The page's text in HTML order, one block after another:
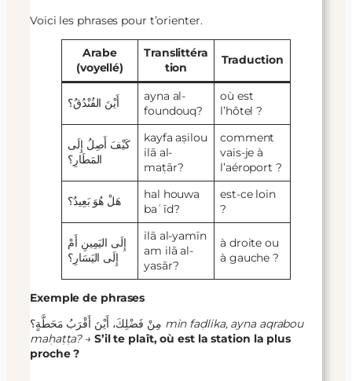
Voici les phrases pour t’orienter.
Arabe
(voyellé)
Translittéra
tion
Traduction
أَيْنَ الفُنْدُقُ؟
ayna al-
foundouq?
où est
l’hôtel ?
كَيْفَ أَصِلُ إِلَى
المَطَارِ؟
kayfa aṣilou
ilā al-
maṭār?
comment
vais-je à
l’aéroport ?
هَلْ هُوَ بَعِيدٌ؟
hal houwa
baʿīd?
est-ce loin
?
إِلَى اليَمِينِ أَمْ
إِلَى اليَسَارِ؟
ilā al-yamīn
am ilā al-
yasār?
à droite ou
à gauche ?
Exemple de phrases
min faḍlika, ayna aqrabou
maḥaṭṭa?→ S’il te plaît, où est la station la plus
proche ?